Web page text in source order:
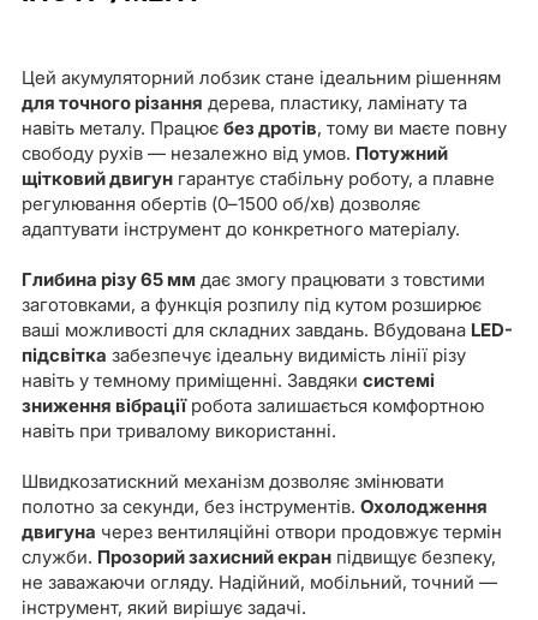
Цей акумуляторний лобзик стане ідеальним рішенням
для точного різання дерева, пластику, ламінату та
навіть металу. Працює без дротів, тому ви маєте повну
свободу рухів — незалежно від умов. Потужний
щітковий двигунгарантує стабільну роботу, а плавне
регулювання обертів (0–1500 об/хв) дозволяє
адаптувати інструмент до конкретного матеріалу.
Глибина різу 65 ммдає змогу працювати з товстими
заготовками, а функція розпилу під кутом розширює
ваші можливості для складних завдань. Вбудована LED-
підсвітка забезпечує ідеальну видимість лінії різу
навіть у темному приміщенні. Завдяки системі
зниження вібраціїробота залишається комфортною
навіть при тривалому використанні.
Швидкозатискний механізм дозволяє змінювати
полотно за секунди, без інструментів. Охолодження
двигуна через вентиляційні отвори продовжує термін
служби. Прозорий захисний екранпідвищує безпеку,
не заважаючи огляду. Надійний, мобільний, точний —
інструмент, який вирішує задачі.